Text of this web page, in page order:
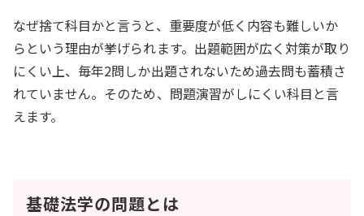
なぜ捨て科目かと言うと、重要度が低く内容も難しいか
らという理由が挙げられます。出題範囲が広く対策が取り
にくい上、毎年2問しか出題されないため過去問も蓄積さ
れていません。そのため、問題演習がしにくい科目と言
えます。
基礎法学の問題とは